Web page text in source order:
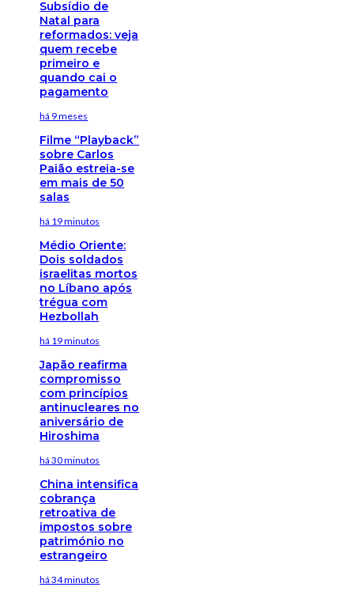
Subsídio de
Natal para
reformados: veja
quem recebe
primeiro e
quando cai o
pagamento
há 9 meses
Filme “Playback”
sobre Carlos
Paião estreia-se
em mais de 50
salas
há 19 minutos
Médio Oriente:
Dois soldados
israelitas mortos
no Líbano após
trégua com
Hezbollah
há 19 minutos
Japão reafirma
compromisso
com princípios
antinucleares no
aniversário de
Hiroshima
há 30 minutos
China intensifica
cobrança
retroativa de
impostos sobre
património no
estrangeiro
há 34 minutos